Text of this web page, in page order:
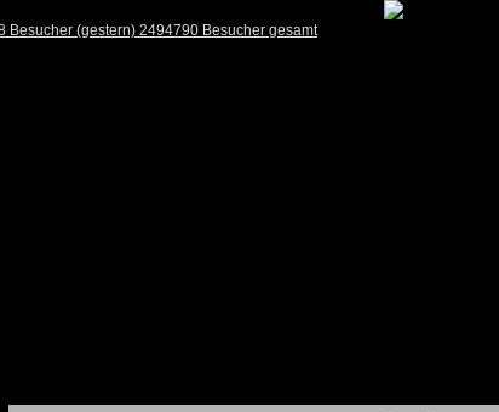
Besucher (gestern) 2494790 Besucher gesamt